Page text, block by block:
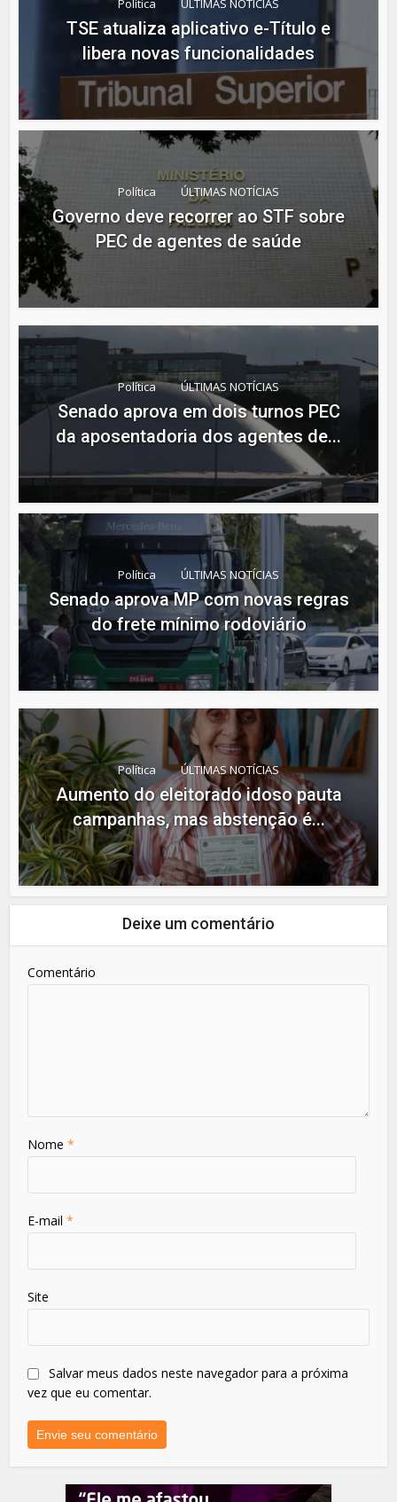
Política ÚLTIMAS NOTÍCIAS
TSE atualiza aplicativo e-Título e
libera novas funcionalidades
Política ÚLTIMAS NOTÍCIAS
Governo deve recorrer ao STF sobre
PEC de agentes de saúde
Política ÚLTIMAS NOTÍCIAS
Senado aprova em dois turnos PEC
da aposentadoria dos agentes de...
Política ÚLTIMAS NOTÍCIAS
Senado aprova MP com novas regras
do frete mínimo rodoviário
Política ÚLTIMAS NOTÍCIAS
Aumento do eleitorado idoso pauta
campanhas, mas abstenção é...
Deixe um comentário
Comentário
Nome*
E-mail*
Site
Salvar meus dados neste navegador para a próxima
vez que eu comentar.